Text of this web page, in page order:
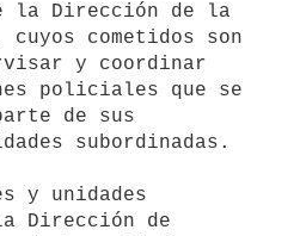
cometidos son
policiales que se
subordinadas.
Dirección de